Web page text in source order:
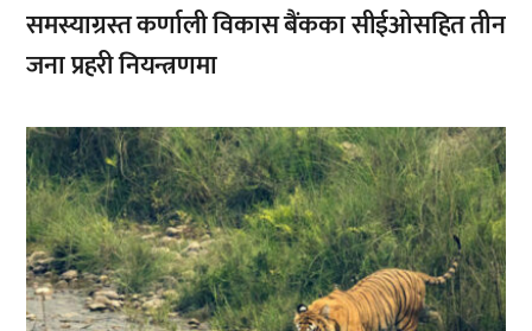
समस्याग्रस्त कर्णाली विकास बैंकका सीईओसहित तीन
जना प्रहरी नियन्त्रणमा
,